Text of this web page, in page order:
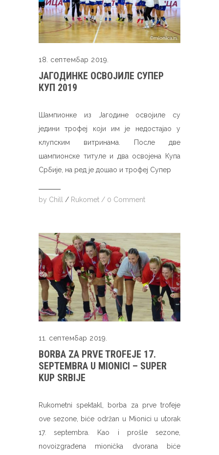
18. септембар 2019.
ЈАГОДИНКЕ ОСВОЈИЛЕ СУПЕР
КУП 2019
Шампионке из Јагодине освојиле су
једини трофеј који им је недостајао у
клупским витринама. После две
шампионске титуле и два освојена Купа
Србије, на ред је дошао и трофеј Супер
by Chill / Rukomet / 0 Comment
11. септембар 2019.
BORBA ZA PRVE TROFEJE 17.
SEPTEMBRA U MIONICI – SUPER
KUP SRBIJE
Rukometni spektakl, borba za prve trofeje
ove sezone, biće održan u Mionici u utorak
17. septembra. Kao i prošle sezone,
novoizgrađena mionička dvorana biće